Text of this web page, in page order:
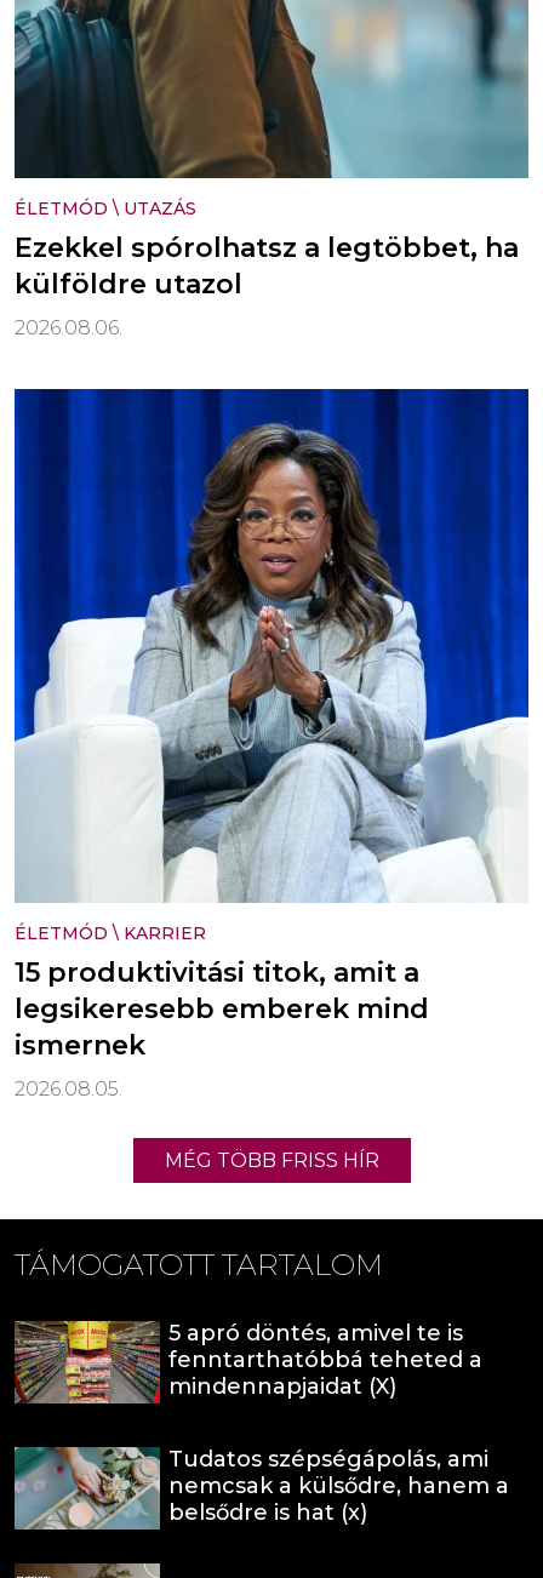
ÉLETMÓD \ UTAZÁS
Ezekkel spórolhatsz a legtöbbet, ha
külföldre utazol
2026.08.06.
ÉLETMÓD \ KARRIER
15 produktivitási titok, amit a
legsikeresebb emberek mind
ismernek
2026.08.05.
MÉG TÖBB FRISS HÍR
TÁMOGATOTT TARTALOM
5 apró döntés, amivel te is
fenntarthatóbbá teheted a
mindennapjaidat (X)
Tudatos szépségápolás, ami
nemcsak a külsődre, hanem a
belsődre is hat (x)